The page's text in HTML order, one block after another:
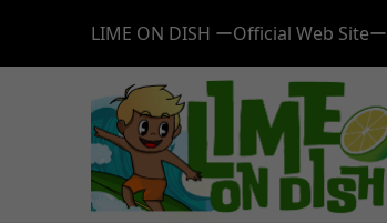
LIME ON DISH ーOfficial Web Siteー